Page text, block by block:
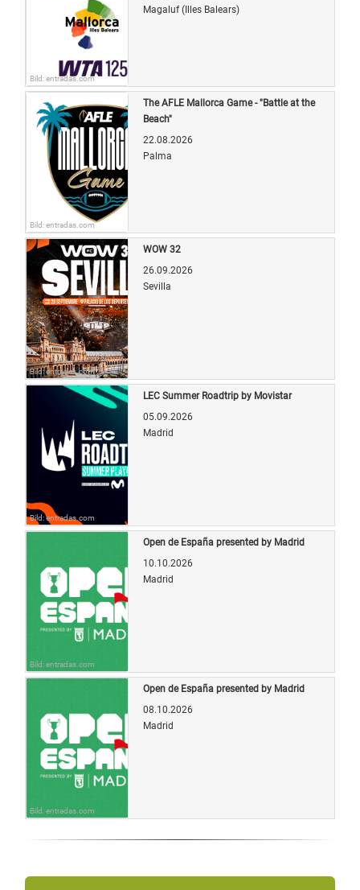
Bild: entradas.com
Magaluf (Illes Balears)
Bild: entradas.com
The AFLE Mallorca Game - "Battle at the
Beach"
22.08.2026
Palma
Bild: entradas.com
WOW 32
26.09.2026
Sevilla
Bild: entradas.com
LEC Summer Roadtrip by Movistar
05.09.2026
Madrid
Bild: entradas.com
Open de España presented by Madrid
10.10.2026
Madrid
Bild: entradas.com
Open de España presented by Madrid
08.10.2026
Madrid